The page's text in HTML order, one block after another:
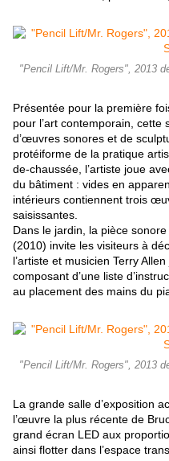
"Pencil Lift/Mr. Rogers", 2013
Présentée pour la première
pour l’art contemporain, cette
d’œuvres sonores et de
protéiforme de la pratique
de-chaussée, l’artiste joue
du bâtiment : vides en
intérieurs contiennent trois
saisissantes.
Dans le jardin, la pièce sonore
(2010) invite les visiteurs à
l’artiste et musicien Terry
composant d’une liste
au placement des mains du
"Pencil Lift/Mr. Rogers", 2013
La grande salle d’exposition
l’œuvre la plus récente de
grand écran LED aux
ainsi flotter dans l’espace